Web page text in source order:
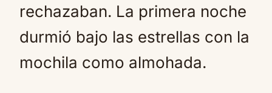
rechazaban. La primera noche
durmió bajo las estrellas con la
mochila como almohada.